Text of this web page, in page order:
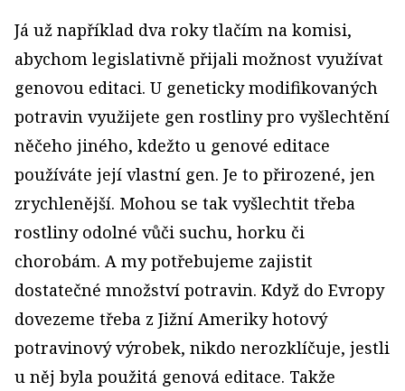
Já už například dva roky tlačím na komisi,
abychom legislativně přijali možnost využívat
genovou editaci. U geneticky modifikovaných
potravin využijete gen rostliny pro vyšlechtění
něčeho jiného, kdežto u genové editace
používáte její vlastní gen. Je to přirozené, jen
zrychlenější. Mohou se tak vyšlechtit třeba
rostliny odolné vůči suchu, horku či
chorobám. A my potřebujeme zajistit
dostatečné množství potravin. Když do Evropy
dovezeme třeba z Jižní Ameriky hotový
potravinový výrobek, nikdo nerozklíčuje, jestli
u něj byla použitá genová editace. Takže